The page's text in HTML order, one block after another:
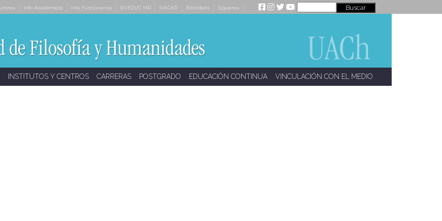
Info Académicos Info Funcionarios SIVEDUC MD SIACAD Biblioteca Síguenos
INSTITUTOS Y CENTROS CARRERAS POSTGRADO EDUCACIÓN CONTINUA VINCULACIÓN CON EL MEDIO